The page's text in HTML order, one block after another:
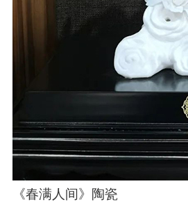
《春满人间》陶瓷